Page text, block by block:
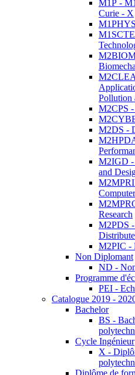
M1P -
Curie - X
Pollution
M2CPS
M2DS -
M2IGD -
and
Research
M2PDS
M2PIC -
Non Diplomant
ND -
Programme
PEI -
Catalogue 2019 -
Bachelor
BS -
Cycle Ingénieur
X -
Diplôme de